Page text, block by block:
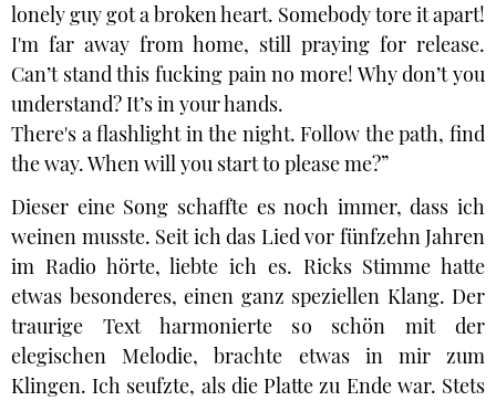
lonely guy got a broken heart. Somebody tore it apart!
I'm far away from home, still praying for release.
Can’t stand this fucking pain no more! Why don’t you
understand? It’s in your hands.
There's a flashlight in the night. Follow the path, find
the way. When will you start to please me?”
Dieser eine Song schaffte es noch immer, dass ich
weinen musste. Seit ich das Lied vor fünfzehn Jahren
im Radio hörte, liebte ich es. Ricks Stimme hatte
etwas besonderes, einen ganz speziellen Klang. Der
traurige Text harmonierte so schön mit der
elegischen Melodie, brachte etwas in mir zum
Klingen. Ich seufzte, als die Platte zu Ende war. Stets